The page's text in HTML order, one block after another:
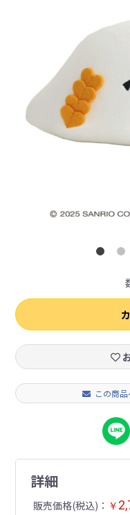
この商
詳細
販売価格(税込) ￥